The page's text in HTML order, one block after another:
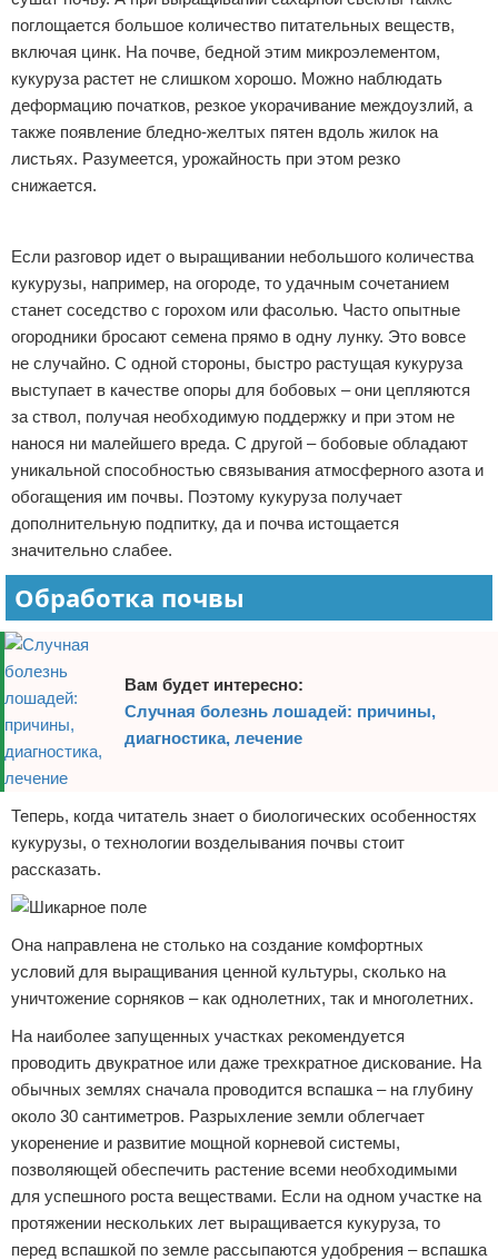
поглощается большое количество питательных веществ,
включая цинк. На почве, бедной этим микроэлементом,
кукуруза растет не слишком хорошо. Можно наблюдать
деформацию початков, резкое укорачивание междоузлий, а
также появление бледно-желтых пятен вдоль жилок на
листьях. Разумеется, урожайность при этом резко
снижается.
Если разговор идет о выращивании небольшого количества
кукурузы, например, на огороде, то удачным сочетанием
станет соседство с горохом или фасолью. Часто опытные
огородники бросают семена прямо в одну лунку. Это вовсе
не случайно. С одной стороны, быстро растущая кукуруза
выступает в качестве опоры для бобовых – они цепляются
за ствол, получая необходимую поддержку и при этом не
нанося ни малейшего вреда. С другой – бобовые обладают
уникальной способностью связывания атмосферного азота и
обогащения им почвы. Поэтому кукуруза получает
дополнительную подпитку, да и почва истощается
значительно слабее.
Обработка почвы
Вам будет интересно:
Случная болезнь лошадей: причины,
диагностика, лечение
Теперь, когда читатель знает о биологических особенностях
кукурузы, о технологии возделывания почвы стоит
рассказать.
Она направлена не столько на создание комфортных
условий для выращивания ценной культуры, сколько на
уничтожение сорняков – как однолетних, так и многолетних.
На наиболее запущенных участках рекомендуется
проводить двукратное или даже трехкратное дискование. На
обычных землях сначала проводится вспашка – на глубину
около 30 сантиметров. Разрыхление земли облегчает
укоренение и развитие мощной корневой системы,
позволяющей обеспечить растение всеми необходимыми
для успешного роста веществами. Если на одном участке на
протяжении нескольких лет выращивается кукуруза, то
перед вспашкой по земле рассыпаются удобрения – вспашка